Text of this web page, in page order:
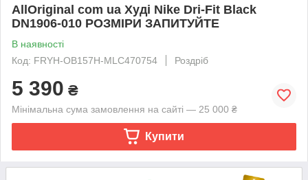
AllOriginal com ua Худі Nike Dri-Fit Black
DN1906-010 РОЗМІРИ ЗАПИТУЙТЕ
В наявності
Код: FRYH-OB157H-MLC470754
Роздріб
5 390 ₴
Мінімальна сума замовлення на сайті — 25 000 ₴
Купити